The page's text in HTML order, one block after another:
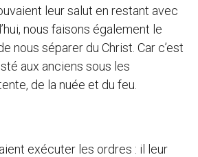
leur salut en restant avec
nous faisons également le
nous séparer du Christ. Car c’est
aux anciens sous les
de la nuée et du feu.
exécuter les ordres : il leur